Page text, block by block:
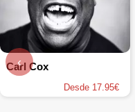
Carl Cox
Desde 17.95€
‹